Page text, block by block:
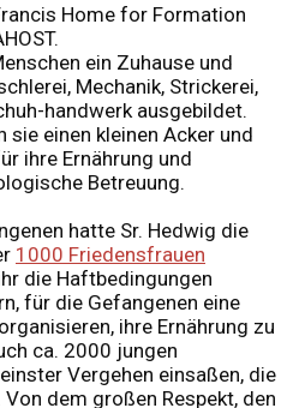
Home for Formation
ein Zuhause und
Mechanik, Strickerei,
handwerk ausgebildet.
einen kleinen Acker und
ihre Ernährung und
Betreuung.
hatte Sr. Hedwig die
1000 Friedensfrauen
die Haftbedingungen
für die Gefangenen eine
ihre Ernährung zu
ca. 2000 jungen
Vergehen einsaßen, die
dem großen Respekt, den